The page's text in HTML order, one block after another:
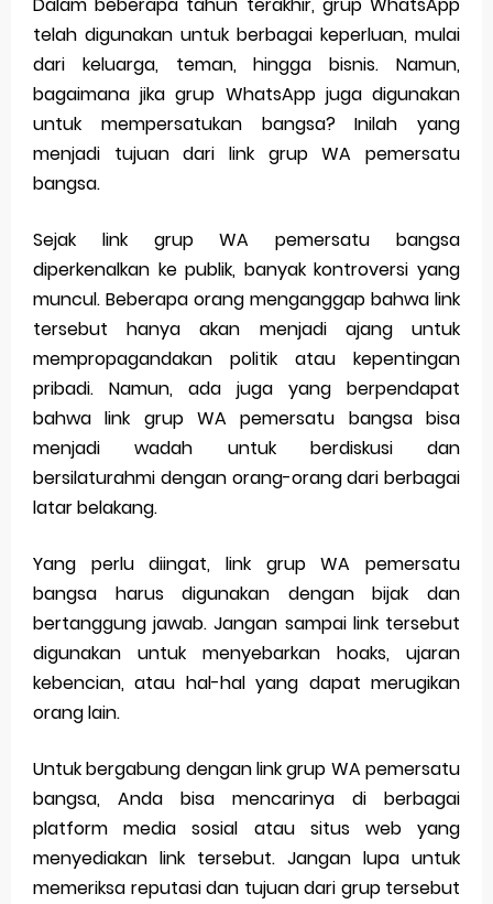
Dalam beberapa tahun terakhir, grup WhatsApp
telah digunakan untuk berbagai keperluan, mulai
dari keluarga, teman, hingga bisnis. Namun,
bagaimana jika grup WhatsApp juga digunakan
untuk mempersatukan bangsa? Inilah yang
menjadi tujuan dari link grup WA pemersatu
bangsa.
Sejak link grup WA pemersatu bangsa
diperkenalkan ke publik, banyak kontroversi yang
muncul. Beberapa orang menganggap bahwa link
tersebut hanya akan menjadi ajang untuk
mempropagandakan politik atau kepentingan
pribadi. Namun, ada juga yang berpendapat
bahwa link grup WA pemersatu bangsa bisa
menjadi wadah untuk berdiskusi dan
bersilaturahmi dengan orang-orang dari berbagai
latar belakang.
Yang perlu diingat, link grup WA pemersatu
bangsa harus digunakan dengan bijak dan
bertanggung jawab. Jangan sampai link tersebut
digunakan untuk menyebarkan hoaks, ujaran
kebencian, atau hal-hal yang dapat merugikan
orang lain.
Untuk bergabung dengan link grup WA pemersatu
bangsa, Anda bisa mencarinya di berbagai
platform media sosial atau situs web yang
menyediakan link tersebut. Jangan lupa untuk
memeriksa reputasi dan tujuan dari grup tersebut